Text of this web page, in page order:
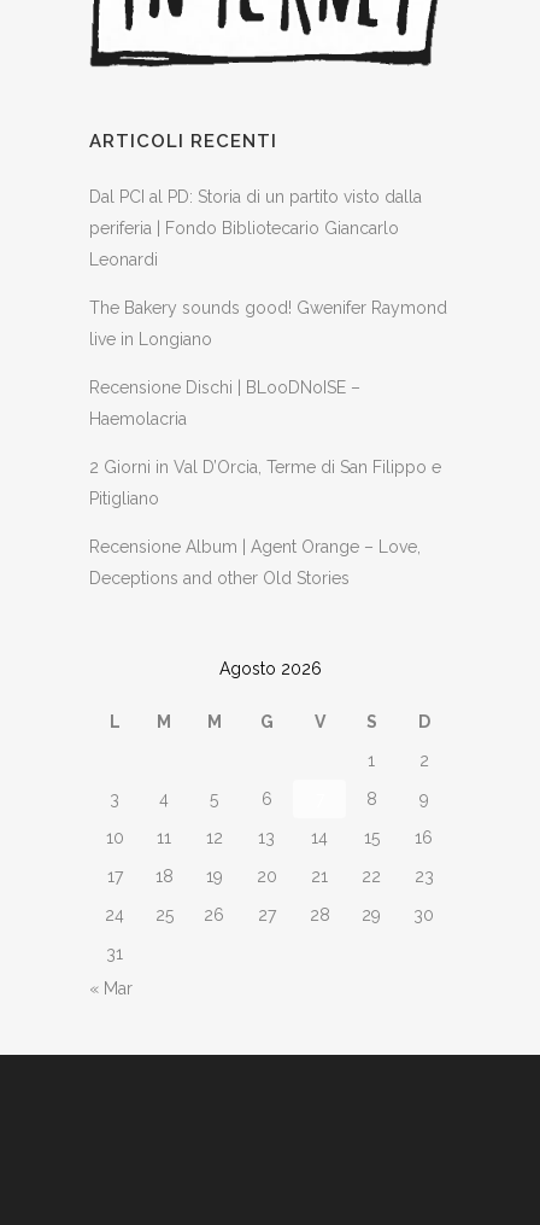
ARTICOLI RECENTI
Dal PCI al PD: Storia di un partito visto dalla
periferia | Fondo Bibliotecario Giancarlo
Leonardi
The Bakery sounds good! Gwenifer Raymond
live in Longiano
Recensione Dischi | BLooDNoISE –
Haemolacria
2 Giorni in Val D’Orcia, Terme di San Filippo e
Pitigliano
Recensione Album | Agent Orange – Love,
Deceptions and other Old Stories
Agosto 2026
L M M G V S
D
1
2
3
4 5 6 8
9
10
11 12 13 14 15
16
17
18 19 20 21 22
23
24
25 26 27 28 29
30
31
« Mar